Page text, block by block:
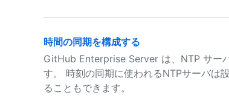
時間の同期を構成する
GitHub Enterprise Server は、NTP サー
す。 時刻の同期に使われるNTPサーバは
ることもできます。